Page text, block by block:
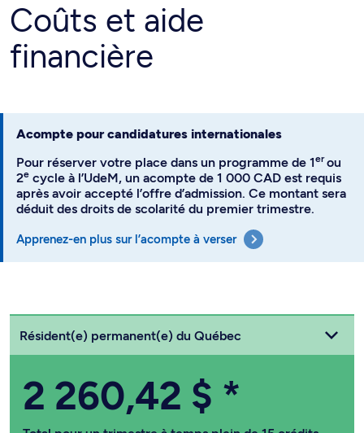
Coûts et aide
financière
Acompte pour candidatures internationales
Pour réserver votre place dans un programme de 1erou
2e cycle à l’UdeM, un acompte de 1 000 CAD est requis
après avoir accepté l’offre d’admission. Ce montant sera
déduit des droits de scolarité du premier trimestre.
Apprenez-en plus sur l’acompte à verser
Choisissez votre statut
Résident(e) permanent(e) du Québec
2 260,42 $ *